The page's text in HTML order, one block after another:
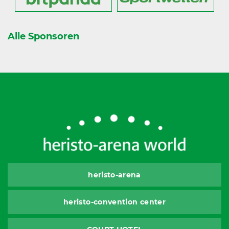
Alle Sponsoren
heristo-arena
heristo-convention center